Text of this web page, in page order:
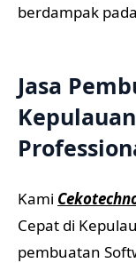
berdampak
Jasa
Kami
Cepat di
pembuatan